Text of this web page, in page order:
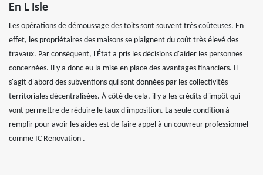
En L Isle
Les opérations de démoussage des toits sont souvent très coûteuses. En
effet, les propriétaires des maisons se plaignent du coût très élevé des
travaux. Par conséquent, l'État a pris les décisions d'aider les personnes
concernées. Il y a donc eu la mise en place des avantages financiers. Il
s'agit d'abord des subventions qui sont données par les collectivités
territoriales décentralisées. À côté de cela, il y a les crédits d'impôt qui
vont permettre de réduire le taux d'imposition. La seule condition à
remplir pour avoir les aides est de faire appel à un couvreur professionnel
comme IC Renovation .